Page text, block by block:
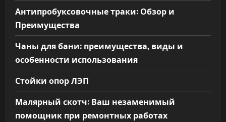
Антипробуксовочные траки: Обзор и
Преимущества
Чаны для бани: преимущества, виды и
особенности использования
Стойки опор ЛЭП
Малярный скотч: Ваш незаменимый
помощник при ремонтных работах